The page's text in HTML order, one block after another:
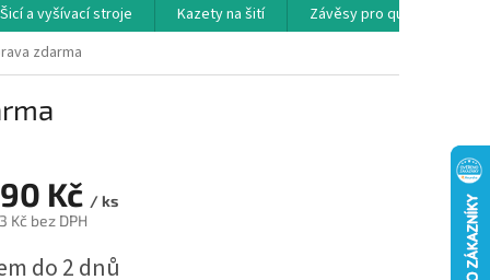
Šicí a vyšívací stroje Kazety na šití Závěsy pro quilty
zdarma
Kč / ks
Kč bez DPH
do 2 dnů